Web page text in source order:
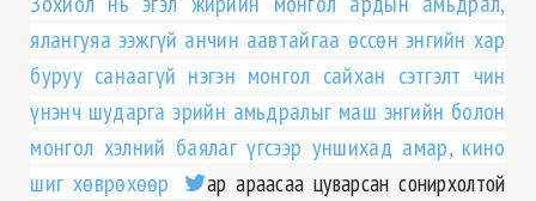
ялангуяа ээжгүй анчин аавтайгаа өссөн энгийн хар
буруу санаагүй нэгэн монгол сайхан сэтгэлт чин
үнэнч шударга эрийн амьдралыг маш энгийн болон
монгол хэлний баялаг үгсээр уншихад амар, кино
шиг хөврөхөөр
ар араасаа цуварсан сонирхолтой